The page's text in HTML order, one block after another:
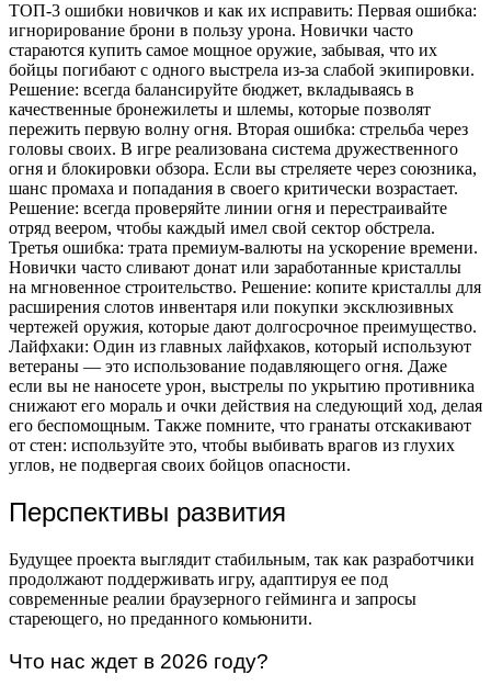
ТОП-3 ошибки новичков и как их исправить: Первая ошибка:
игнорирование брони в пользу урона. Новички часто
стараются купить самое мощное оружие, забывая, что их
бойцы погибают с одного выстрела из-за слабой экипировки.
Решение: всегда балансируйте бюджет, вкладываясь в
качественные бронежилеты и шлемы, которые позволят
пережить первую волну огня. Вторая ошибка: стрельба через
головы своих. В игре реализована система дружественного
огня и блокировки обзора. Если вы стреляете через союзника,
шанс промаха и попадания в своего критически возрастает.
Решение: всегда проверяйте линии огня и перестраивайте
отряд веером, чтобы каждый имел свой сектор обстрела.
Третья ошибка: трата премиум-валюты на ускорение времени.
Новички часто сливают донат или заработанные кристаллы
на мгновенное строительство. Решение: копите кристаллы для
расширения слотов инвентаря или покупки эксклюзивных
чертежей оружия, которые дают долгосрочное преимущество.
Лайфхаки: Один из главных лайфхаков, который используют
ветераны — это использование подавляющего огня. Даже
если вы не наносете урон, выстрелы по укрытию противника
снижают его мораль и очки действия на следующий ход, делая
его беспомощным. Также помните, что гранаты отскакивают
от стен: используйте это, чтобы выбивать врагов из глухих
углов, не подвергая своих бойцов опасности.
Перспективы развития
Будущее проекта выглядит стабильным, так как разработчики
продолжают поддерживать игру, адаптируя ее под
современные реалии браузерного гейминга и запросы
стареющего, но преданного комьюнити.
Что нас ждет в 2026 году?